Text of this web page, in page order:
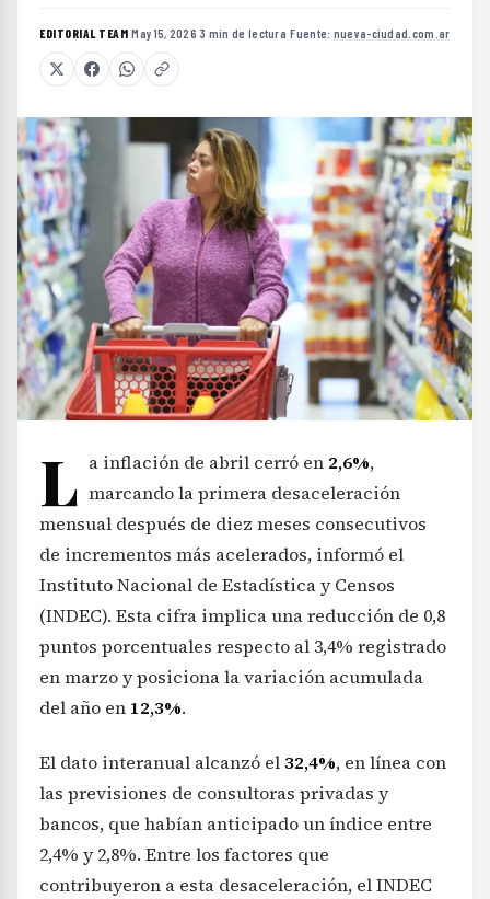
EDITORIAL TEAM·May 15, 2026·3 min de lectura·Fuente: nueva-ciudad.com.ar
L a inflación de abril cerró en 2,6%,
marcando la primera desaceleración
mensual después de diez meses consecutivos
de incrementos más acelerados, informó el
Instituto Nacional de Estadística y Censos
(INDEC). Esta cifra implica una reducción de 0,8
puntos porcentuales respecto al 3,4% registrado
en marzo y posiciona la variación acumulada
del año en 12,3%.
El dato interanual alcanzó el32,4%, en línea con
las previsiones de consultoras privadas y
bancos, que habían anticipado un índice entre
2,4% y 2,8%. Entre los factores que
contribuyeron a esta desaceleración, el INDEC